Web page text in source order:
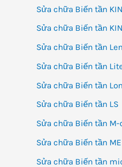
Sửa chữa Biến tần
Sửa chữa Biến tần
Sửa chữa Biến tần
Sửa chữa Biến tần
Sửa chữa Biến tần
Sửa chữa Biến tần LS
Sửa chữa Biến tần
Sửa chữa Biến tần
Sửa chữa Biến tần